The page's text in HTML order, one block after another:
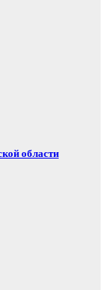
области